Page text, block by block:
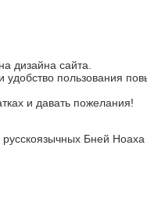
дизайна сайта.
пользования
и давать пожелания!
Бней Ноаха